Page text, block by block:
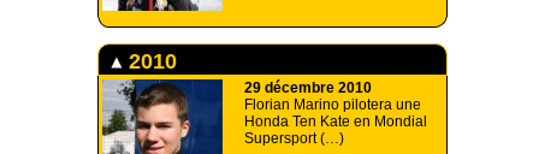
2010
29 décembre 2010
Florian Marino pilotera une
Honda Ten Kate en Mondial
Supersport (…)